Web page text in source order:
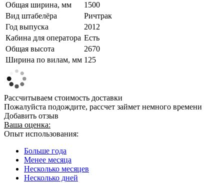
Общая ширина, мм
1500
Вид штабелёра
Ричтрак
Год выпуска
2012
Кабина для оператора Есть
Общая высота
2670
Ширина по вилам, мм 125
Рассчитываем стоимость доставки
Пожалуйста подождите, рассчет займет немного времени
Добавить отзыв
Ваша оценка:
Опыт использования:
Больше года
Менее месяца
Несколько месяцев
Несколько дней